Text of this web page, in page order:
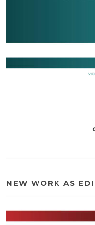
NEW WORK AS